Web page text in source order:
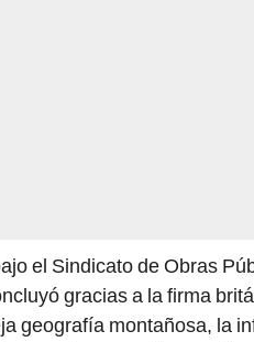
el Sindicato de Obras
gracias a la firma
geografía montañosa, la